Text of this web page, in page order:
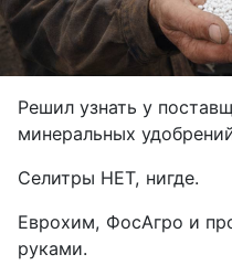
Решил узнать у
минеральных
Селитры НЕТ, нигде.
Еврохим, ФосАгро и
руками.